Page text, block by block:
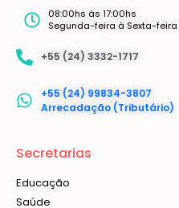
08:00hs às 17:00hs
Segunda-feira à Sexta-feira
+55 (24) 3332-1717
+55 (24) 99834-3807
Arrecadação (Tributário)
Secretarias
Educação
Saúde